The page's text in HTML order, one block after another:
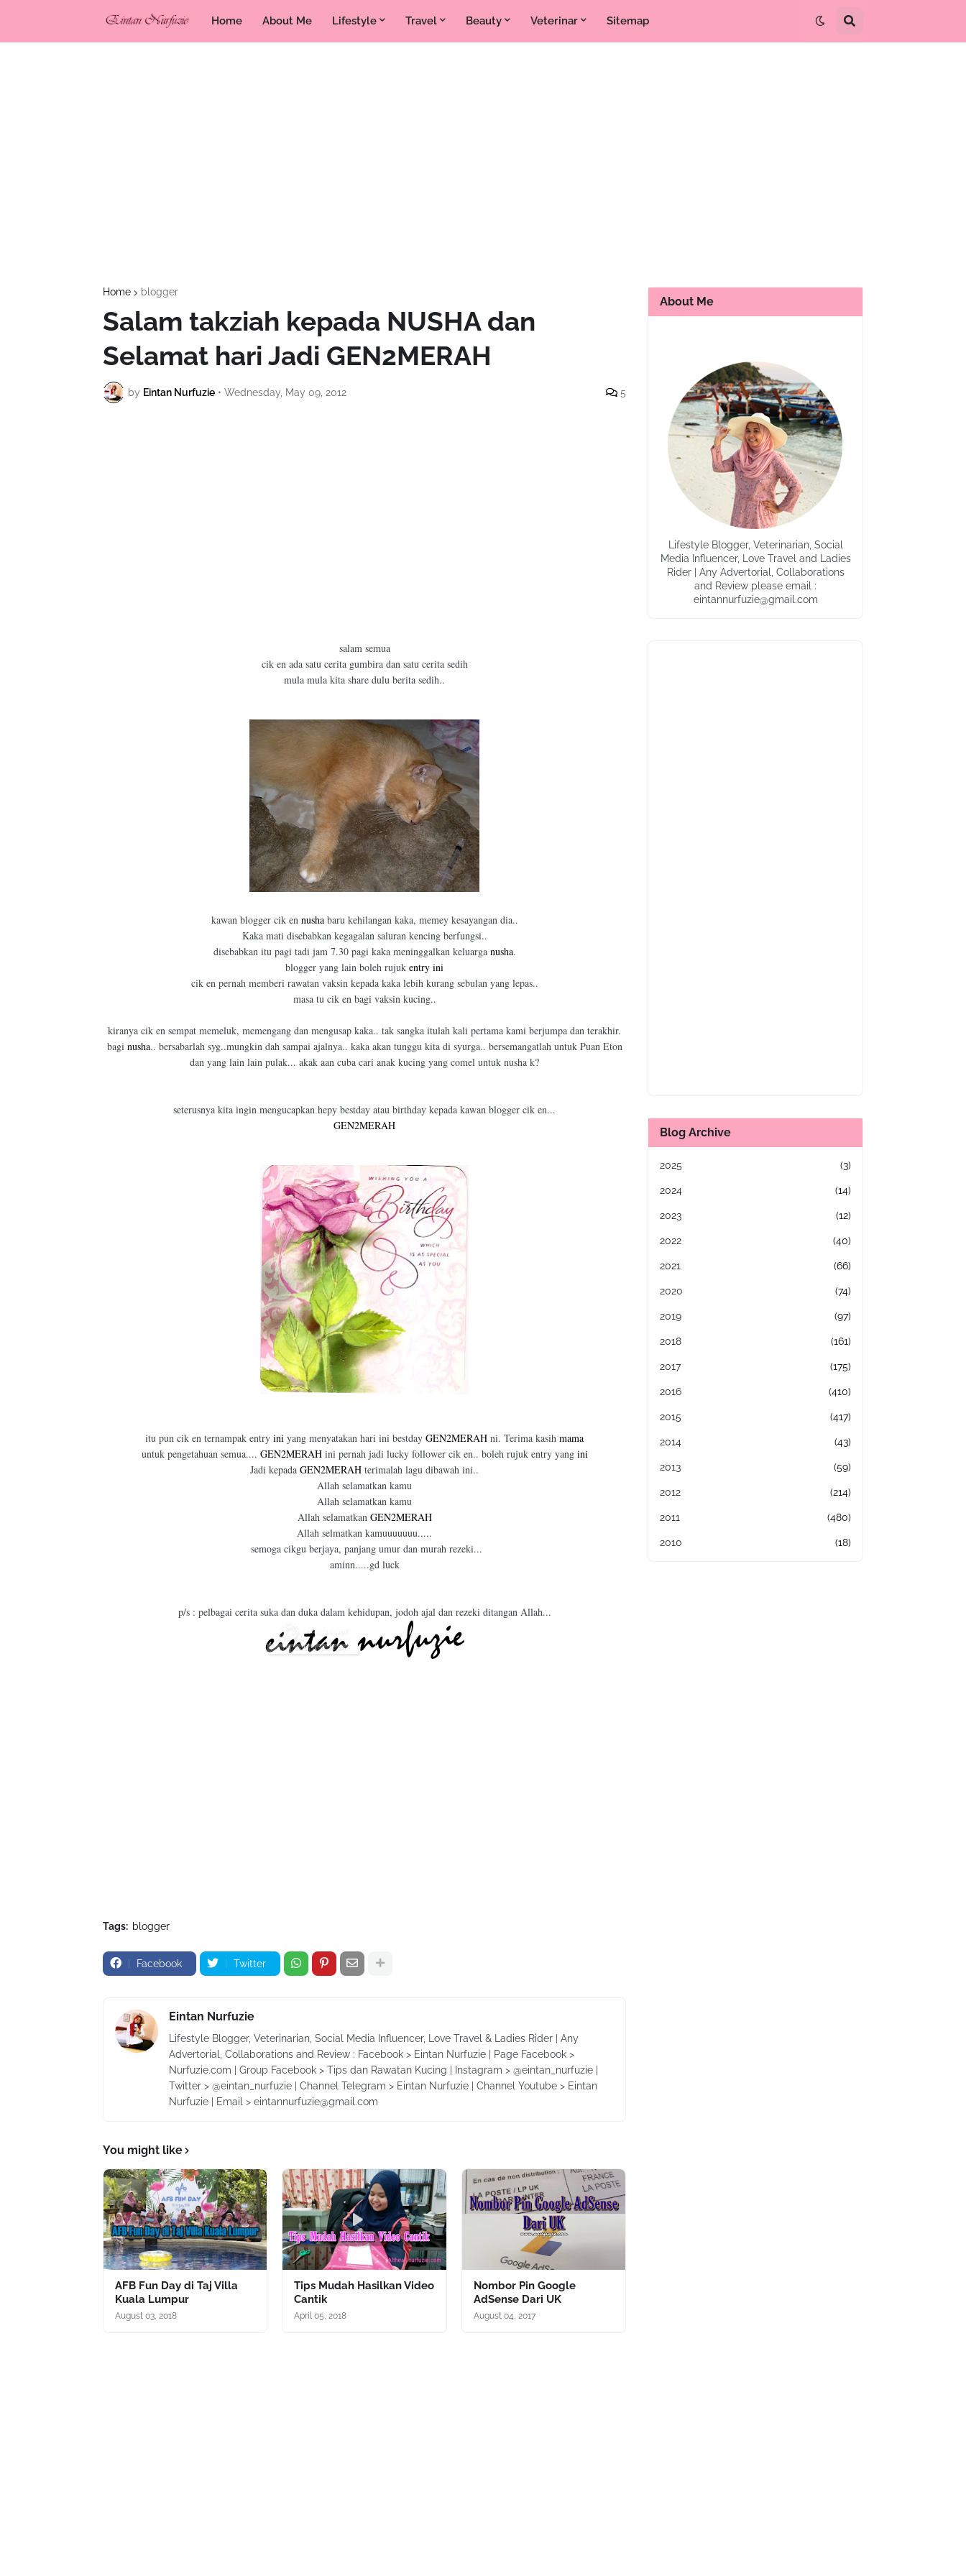
Home About Me Lifestyle Travel Beauty Veterinar Sitemap
Home blogger
Salam takziah kepada NUSHA dan
Selamat hari Jadi GEN2MERAH
by Eintan Nurfuzie • Wednesday, May 09, 2012 5
salam semua
cik en ada satu cerita gumbira dan satu cerita sedih
mula mula kita share dulu berita sedih..
kawan blogger cik en nushabaru kehilangan kaka, memey kesayangan dia..
Kaka mati disebabkan kegagalan saluran kencing berfungsi..
disebabkan itu pagi tadi jam 7.30 pagi kaka meninggalkan keluarga nusha.
blogger yang lain boleh rujuk entry ini
cik en pernah memberi rawatan vaksin kepada kaka lebih kurang sebulan yang lepas..
masa tu cik en bagi vaksin kucing..
kiranya cik en sempat memeluk, memengang dan mengusap kaka.. tak sangka itulah kali pertama kami berjumpa dan terakhir.
bagi nusha.. bersabarlah syg..mungkin dah sampai ajalnya.. kaka akan tunggu kita di syurga.. bersemangatlah untuk Puan Eton
dan yang lain lain pulak... akak aan cuba cari anak kucing yang comel untuk nusha k?
seterusnya kita ingin mengucapkan hepy bestday atau birthday kepada kawan blogger cik en...
GEN2MERAH
itu pun cik en ternampak entry ini yang menyatakan hari ini bestday GEN2MERAH ni. Terima kasih mama
untuk pengetahuan semua.... GEN2MERAHini pernah jadi lucky follower cik en.. boleh rujuk entry yang ini
Jadi kepada GEN2MERAH terimalah lagu dibawah ini..
Allah selamatkan kamu
Allah selamatkan kamu
Allah selamatkan GEN2MERAH
Allah selmatkan kamuuuuuuu.....
semoga cikgu berjaya, panjang umur dan murah rezeki...
aminn.....gd luck
p/s : pelbagai cerita suka dan duka dalam kehidupan, jodoh ajal dan rezeki ditangan Allah...
Tags: blogger
Facebook Twitter
Eintan Nurfuzie
Lifestyle Blogger, Veterinarian, Social Media Influencer, Love Travel & Ladies Rider | Any
Advertorial, Collaborations and Review : Facebook > Eintan Nurfuzie | Page Facebook >
Nurfuzie.com | Group Facebook > Tips dan Rawatan Kucing | Instagram > @eintan_nurfuzie |
Twitter > @eintan_nurfuzie | Channel Telegram > Eintan Nurfuzie | Channel Youtube > Eintan
Nurfuzie | Email > eintannurfuzie@gmail.com
You might like
AFB Fun Day di Taj Villa
Kuala Lumpur
August 03, 2018
Tips Mudah Hasilkan Video
Cantik
April 05, 2018
Nombor Pin Google
AdSense Dari UK
August 04, 2017
About Me
Lifestyle Blogger, Veterinarian, Social
Media Influencer, Love Travel and Ladies
Rider | Any Advertorial, Collaborations
and Review please email :
eintannurfuzie@gmail.com
Blog Archive
2025 (3)
2024 (14)
2023 (12)
2022 (40)
2021 (66)
2020 (74)
2019 (97)
2018 (161)
2017 (175)
2016 (410)
2015 (417)
2014 (43)
2013 (59)
2012 (214)
2011 (480)
2010 (18)